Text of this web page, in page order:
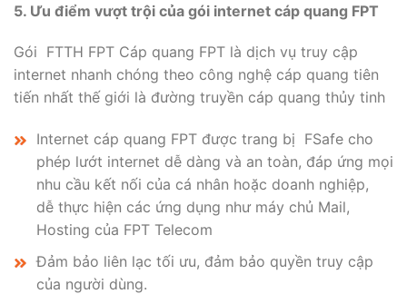
5. Ưu điểm vượt trội của gói internet cáp quang FPT
Gói FTTH FPT Cáp quang FPT là dịch vụ truy cập
internet nhanh chóng theo công nghệ cáp quang tiên
tiến nhất thế giới là đường truyền cáp quang thủy tinh
Internet cáp quang FPT được trang bị FSafe cho
phép lướt internet dễ dàng và an toàn, đáp ứng mọi
nhu cầu kết nối của cá nhân hoặc doanh nghiệp,
dễ thực hiện các ứng dụng như máy chủ Mail,
Hosting của FPT Telecom
Đảm bảo liên lạc tối ưu, đảm bảo quyền truy cập
của người dùng.